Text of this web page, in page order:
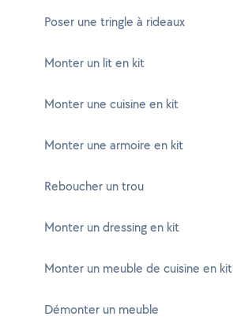
Poser une tringle à rideaux
Monter un lit en kit
Monter une cuisine en kit
Monter une armoire en kit
Reboucher un trou
Monter un dressing en kit
Monter un meuble de cuisine en kit
Démonter un meuble